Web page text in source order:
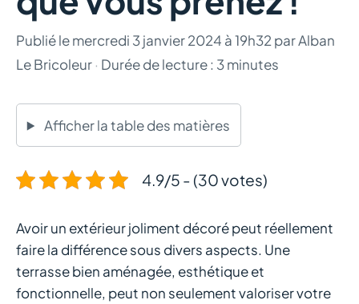
Publié lemercredi 3 janvier 2024 à 19h32 parAlban
Le Bricoleur · Durée de lecture : 3 minutes
Afficher la table des matières
4.9/5 - (30 votes)
Avoir un extérieur joliment décoré peut réellement
faire la différence sous divers aspects. Une
terrasse bien aménagée, esthétique et
fonctionnelle, peut non seulement valoriser votre